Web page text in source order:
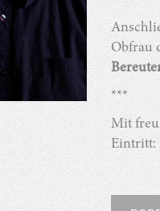
Obfrau
***
Mit
Eintritt: